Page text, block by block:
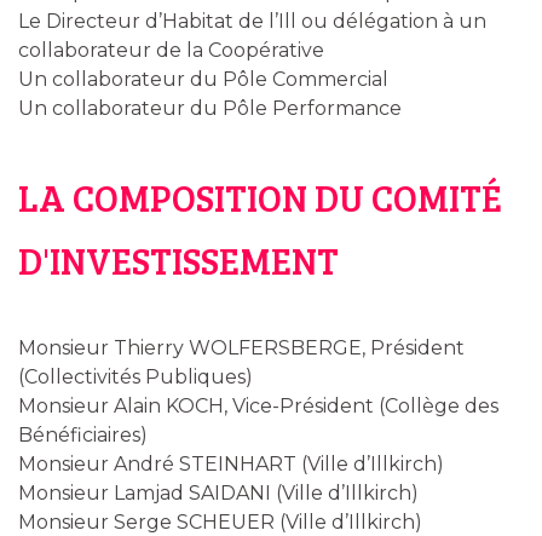
Le Directeur d’Habitat de l’Ill ou délégation à un
collaborateur de la Coopérative
Un collaborateur du Pôle Commercial
Un collaborateur du Pôle Performance
LA COMPOSITION DU COMITÉ
D'INVESTISSEMENT
Monsieur Thierry WOLFERSBERGE, Président
(Collectivités Publiques)
Monsieur Alain KOCH, Vice-Président (Collège des
Bénéficiaires)
Monsieur André STEINHART (Ville d’Illkirch)
Monsieur Lamjad SAIDANI (Ville d’Illkirch)
Monsieur Serge SCHEUER (Ville d’Illkirch)